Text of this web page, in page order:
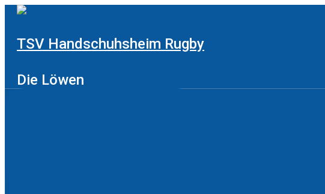
Zum
TSV Handschuhsheim Rugby
Die Löwen